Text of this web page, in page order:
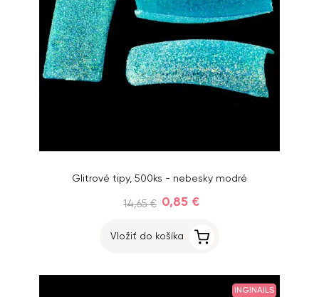
Glitrové tipy, 500ks - nebesky modré
14,65 € 0,85 €
Vložiť do košíka
INGINAILS